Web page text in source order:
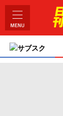
サブスク